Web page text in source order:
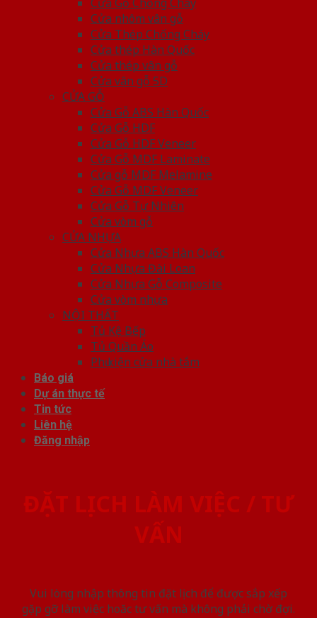
Cửa nhôm vân gỗ
Cửa Thép Chống Cháy
Cửa thép Hàn Quốc
Cửa thép vân gỗ
Cửa vân gỗ 5D
CỬA GỖ
Cửa Gỗ ABS Hàn Quốc
Cửa Gỗ HDF
Cửa Gỗ HDF Veneer
Cửa Gỗ MDF Laminate
Cửa gỗ MDF Melamine
Cửa Gỗ MDF Veneer
Cửa Gỗ Tự Nhiên
Cửa vòm gỗ
CỬA NHỰA
Cửa Nhựa ABS Hàn Quốc
Cửa Nhựa Đài Loan
Cửa Nhựa Gỗ Composite
Cửa vòm nhựa
NỘI THẤT
Tủ Kệ Bếp
Tủ Quần Áo
Phụ kiện cửa nhà tắm
Báo giá
Dự án thực tế
Tin tức
Liên hệ
Đăng nhập
ĐẶT LỊCH LÀM VIỆC / TƯ
VẤN
Vui lòng nhập thông tin đặt lịch để được sắp xếp
gặp gỡ làm việc hoăc tư vấn mà không phải chờ đợi.